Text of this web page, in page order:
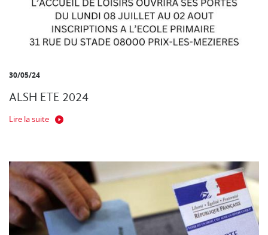
30/05/24
ALSH ETE 2024
Lire la suite